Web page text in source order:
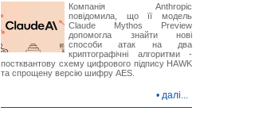
Компанія Anthropic
повідомила, що її модель
Claude Mythos Preview
допомогла знайти нові
способи атак на два
криптографічні алгоритми -
постквантову схему цифрового підпису HAWK
та спрощену версію шифру AES.
• далі...